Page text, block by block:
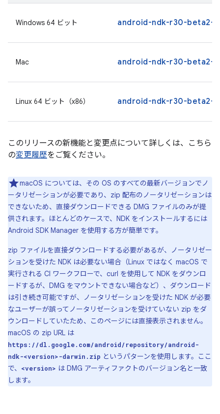
Windows 64 ビット android-ndk-r30-beta2-
Mac android-ndk-r30-beta2-
Linux 64 ビット（x86） android-ndk-r30-beta2-
このリリースの新機能と変更点について詳しくは、こちら
の変更履歴をご覧ください。
macOS については、その OS のすべての最新バージョンでノ
ータリゼーションが必要であり、zip 配布のノータリゼーションは
できないため、直接ダウンロードできる DMG ファイルのみが提
供されます。ほとんどのケースで、NDK をインストールするには
Android SDK Manager を使用する方が簡単です。
zip ファイルを直接ダウンロードする必要があるが、ノータリゼー
ションを受けた NDK は必要ない場合（Linux ではなく macOS で
実行される CI ワークフローで、curl を使用して NDK をダウンロ
ードするが、DMG をマウントできない場合など）、ダウンロード
は引き続き可能ですが、ノータリゼーションを受けた NDK が必要
なユーザーが誤ってノータリゼーションを受けていない zip をダ
ウンロードしていたため、このページには直接表示されません。
macOS の zip URL は
https://dl.google.com/android/repository/android-
ndk-<version>-darwin.zip というパターンを使用します。ここ
で、
<version> は DMG アーティファクトのバージョン名と一致
します。